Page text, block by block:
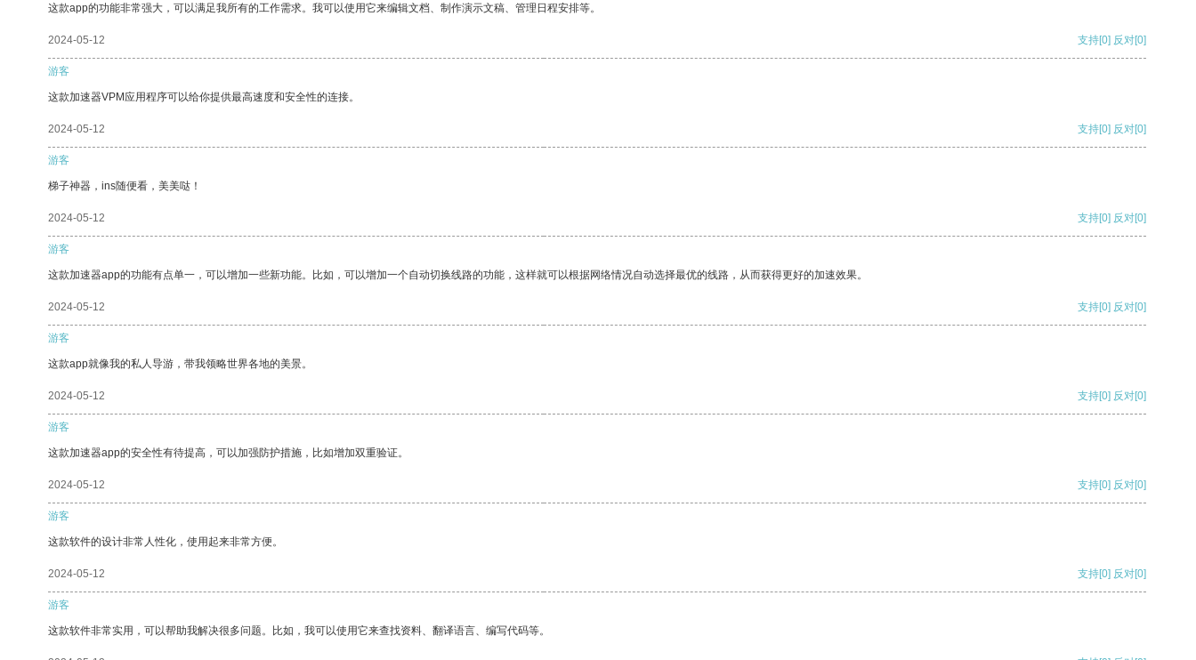
这款app的功能非常强大，可以满足我所有的工作需求。我可以使用它来编辑文档、制作演示文稿、管理日程安排等。
2024-05-12 支持[0] 反对[0]
游客
这款加速器VPM应用程序可以给你提供最高速度和安全性的连接。
2024-05-12 支持[0] 反对[0]
游客
梯子神器，ins随便看，美美哒！
2024-05-12 支持[0] 反对[0]
游客
这款加速器app的功能有点单一，可以增加一些新功能。比如，可以增加一个自动切换线路的功能，这样就可以根据网络情况自动选择最优的线路，从而获得更好的加速效果。
2024-05-12 支持[0] 反对[0]
游客
这款app就像我的私人导游，带我领略世界各地的美景。
2024-05-12 支持[0] 反对[0]
游客
这款加速器app的安全性有待提高，可以加强防护措施，比如增加双重验证。
2024-05-12 支持[0] 反对[0]
游客
这款软件的设计非常人性化，使用起来非常方便。
2024-05-12 支持[0] 反对[0]
游客
这款软件非常实用，可以帮助我解决很多问题。比如，我可以使用它来查找资料、翻译语言、编写代码等。